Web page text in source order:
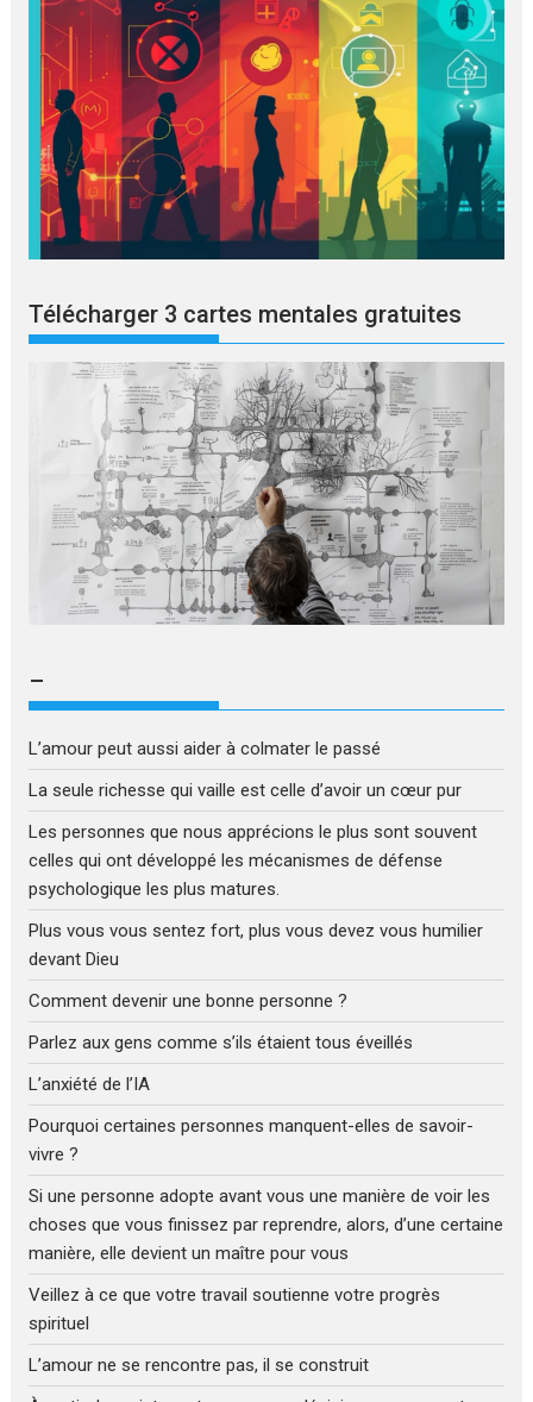
Télécharger 3 cartes mentales gratuites
–
L’amour peut aussi aider à colmater le passé
La seule richesse qui vaille est celle d’avoir un cœur pur
Les personnes que nous apprécions le plus sont souvent
celles qui ont développé les mécanismes de défense
psychologique les plus matures.
Plus vous vous sentez fort, plus vous devez vous humilier
devant Dieu
Comment devenir une bonne personne ?
Parlez aux gens comme s’ils étaient tous éveillés
L’anxiété de l’IA
Pourquoi certaines personnes manquent-elles de savoir-
vivre ?
Si une personne adopte avant vous une manière de voir les
choses que vous finissez par reprendre, alors, d’une certaine
manière, elle devient un maître pour vous
Veillez à ce que votre travail soutienne votre progrès
spirituel
L’amour ne se rencontre pas, il se construit